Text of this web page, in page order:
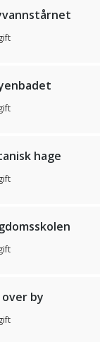
hage
over by